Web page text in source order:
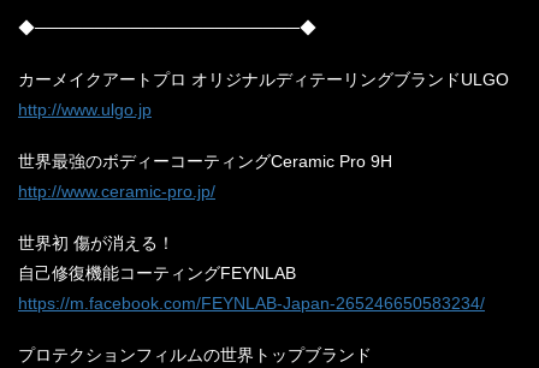
◆──────────────────────◆
カーメイクアートプロ オリジナルディテーリングブランドULGO
http://www.ulgo.jp
世界最強のボディーコーティングCeramic Pro 9H
http://www.ceramic-pro.jp/
世界初 傷が消える！
自己修復機能コーティングFEYNLAB
https://m.facebook.com/FEYNLAB-Japan-265246650583234/
プロテクションフィルムの世界トップブランド